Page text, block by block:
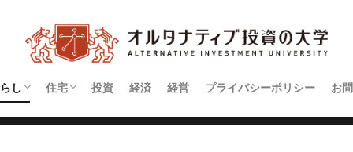
し
約
住宅
アパート
マンション
投資 経済 経営 プライバシーポリシー お